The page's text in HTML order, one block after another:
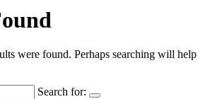
were found. Perhaps searching will help
Search for: